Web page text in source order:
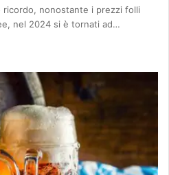
nonostante i prezzi folli
nel 2024 si è tornati ad…